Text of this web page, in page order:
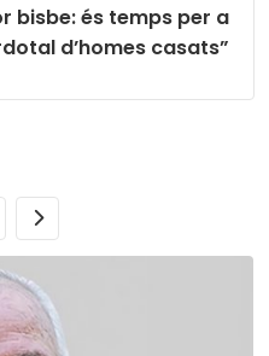
bisbe: és temps per a
d’homes casats”